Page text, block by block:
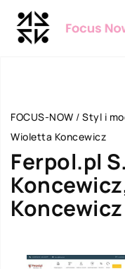
FOCUS-NOW / Styl i
Wioletta Koncewicz
Ferpol.pl
Koncewicz